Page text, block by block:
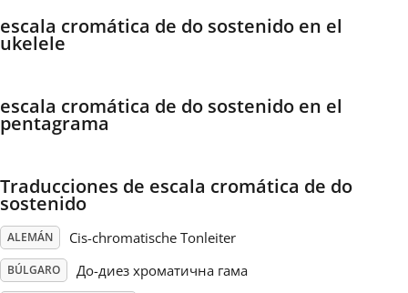
Polski
Svenska
Tiếng Việt
escala cromática de do sostenido en el
ukelele
escala cromática de do sostenido en el
pentagrama
Traducciones de escala cromática de do
sostenido
ALEMÁN Cis-chromatische Tonleiter
BÚLGARO До-диез хроматична гама